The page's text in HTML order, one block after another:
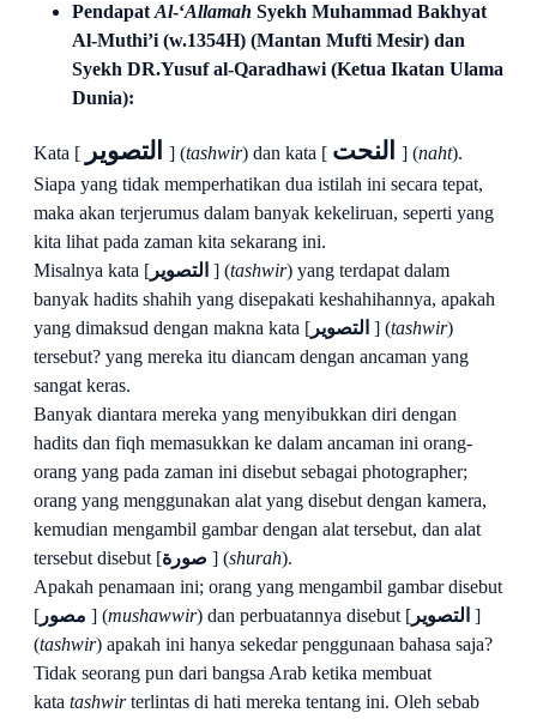
Pendapat Al-‘Allamah Syekh Muhammad Bakhyat
Al-Muthi’i (w.1354H) (Mantan Mufti Mesir) dan
Syekh DR.Yusuf al-Qaradhawi (Ketua Ikatan Ulama
Dunia):
Kata [ ] (tashwir) dan kata [ ] (naht).
Siapa yang tidak memperhatikan dua istilah ini secara tepat,
maka akan terjerumus dalam banyak kekeliruan, seperti yang
kita lihat pada zaman kita sekarang ini.
Misalnya kata [
] (tashwir) yang terdapat dalam
banyak hadits shahih yang disepakati keshahihannya, apakah
yang dimaksud dengan makna kata [
] (tashwir)
tersebut? yang mereka itu diancam dengan ancaman yang
sangat keras.
Banyak diantara mereka yang menyibukkan diri dengan
hadits dan fiqh memasukkan ke dalam ancaman ini orang-
orang yang pada zaman ini disebut sebagai photographer;
orang yang menggunakan alat yang disebut dengan kamera,
kemudian mengambil gambar dengan alat tersebut, dan alat
tersebut disebut [
] (shurah).
Apakah penamaan ini; orang yang mengambil gambar disebut
[
] (mushawwir) dan perbuatannya disebut [
]
(tashwir) apakah ini hanya sekedar penggunaan bahasa saja?
Tidak seorang pun dari bangsa Arab ketika membuat
kata tashwirterlintas di hati mereka tentang ini. Oleh sebab